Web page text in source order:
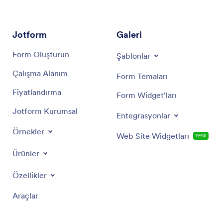
Jotform
Form Oluşturun
Çalışma Alanım
Fiyatlandırma
Jotform Kurumsal
Örnekler
Ürünler
Özellikler
Araçlar
Galeri
Şablonlar
Form Temaları
Form Widget'ları
Entegrasyonlar
Web Site Widgetları YENİ